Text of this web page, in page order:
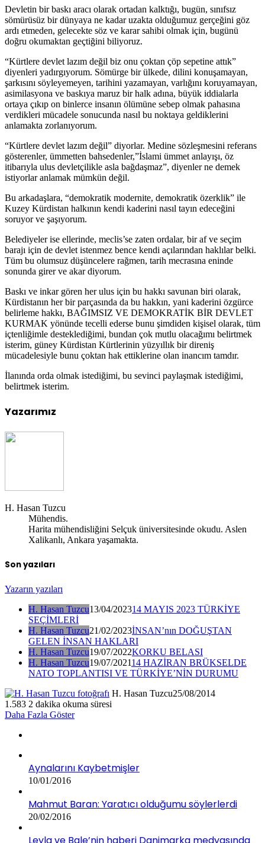
Devletin bir baskı aracı olarak ortadan kalktığı, bugün, sınıfsız
sömürüsüz bir dünyaya ne kadar uzakta olduğumuz gerçeğini göz
ardı etmeden, gelecekte söz ve karar sahibi olmak için, bugünü
doğru okumaktan geçtiğini biliyoruz.
“Kürtlere devlet lazım değil biz onu çoktan çöp sepetine attık”
diyenleri yadırgıyorum. Sömürge bir ülkede, dilini konuşamayan,
şarkısını söyleyemeyen, tarihini yazamayan, varlığını koruyamayan,
asimilasyona ve baskıya maruz bir halk adına, büyük iddialarla
ortaya çıkıp on binlerce insanın ölümüne sebep olmak pahasına
verdikleri mücadele sonucunda nasıl bu noktaya geldiklerini
anlamakta zorlanıyorum.
“Kürtlere devlet lazım değil” diyorlar. Medine sözleşmesini referans
gösterenler, ümmetten bahsedenler,”İslami ümmet anlayışı, öz
itibarıyla ulus devletçilikle asla bağdaşmaz”, diyenler ne demek
istiyorlar anlamak mümkün değil.
Bu arkadaşlara, “demokratik modernite, demokratik özerklik” ile
Kuzey Kürdistan halkının kendi kaderini nasıl tayın edeceğini
soruyor ve şaşıyorum.
Belediyeler ise ellerinde, meclis’se zaten ordalar, bir af ve seçim
barajı için de devlet istenmez bence kendi açılarından haklılar belki.
Tüm bu olumsuz düşüncelere rağmen, tarih mecrasına eninde
sonunda girer ve akar diyorum.
Baskı ve inkar gören her ulus için bu hakkı savunan biri olarak,
Kürdistanın her bir parçasında da bu hakkın, yani kaderini özgürce
belirleme hakkı, BAĞIMSIZ VE DEMOKRATİK BİR DEVLET
KURMAK yönünde tecelli ederse bunu şimdiden kişisel olarak, tüm
içtenliğimle desteklediğimi, bundan çok mutlu olacağımı belirtmek
isterim, güney Kürdistan Kürtlerinin yüzyıllık bir direniş
mücadelesiyle bunu çoktan hak ettiklerine olan inancım tamdır.
İlanında orda olmak istediğimi, bu sevinci paylaşmak istediğimi,
belirtmek isterim.
Yazarımız
H. Hasan Tuzcu
Mühendis.
Harita mühendisliğini Selçuk üniversitesinde okudu. Aslen
Xalikanlı, Ankara yaşamakta.
Son yazıları
Yazarın yazıları
H. Hasan Tuzcu13/04/202314 MAYIS 2023 TÜRKİYE
SEÇİMLERİ
H. Hasan Tuzcu21/02/2023İNSAN’nın DOĞUŞTAN
GELEN İNSAN HAKLARI
H. Hasan Tuzcu19/07/2022KORKU BELASI
H. Hasan Tuzcu19/07/202114 HAZİRAN BRÜKSELDE
NATO TOPLANTISI VE TÜRKİYE’NİN DURUMU
H. Hasan Tuzcu25/08/2014
1.583 2 dakika okuma süresi
Daha Fazla Göster
Aynalarını Kaybetmişler
10/01/2016
Mahmut Baran: Yaratıcı olduğumu söylerlerdi
20/02/2016
Leyla ve Bale’nin haberi Danimarka medyasında